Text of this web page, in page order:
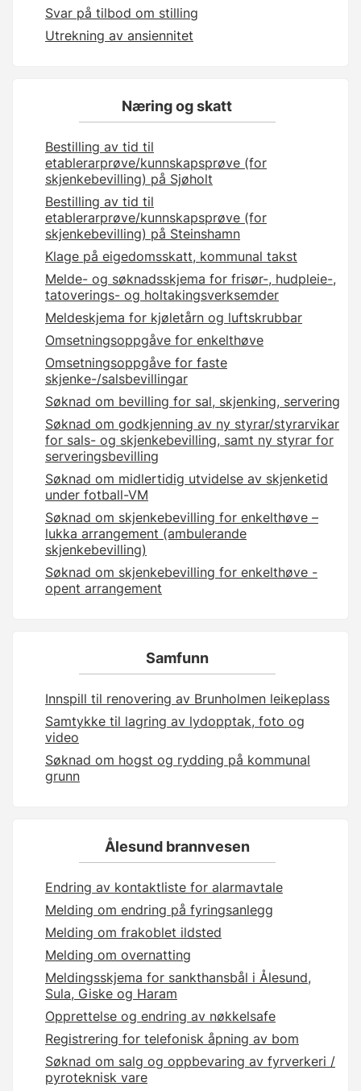
Svar på tilbod om stilling
Utrekning av ansiennitet
Næring og skatt
Bestilling av tid til
etablerarprøve/kunnskapsprøve (for
skjenkebevilling) på Sjøholt
Bestilling av tid til
etablerarprøve/kunnskapsprøve (for
skjenkebevilling) på Steinshamn
Klage på eigedomsskatt, kommunal takst
Melde- og søknadsskjema for frisør-, hudpleie-,
tatoverings- og holtakingsverksemder
Meldeskjema for kjøletårn og luftskrubbar
Omsetningsoppgåve for enkelthøve
Omsetningsoppgåve for faste
skjenke-/salsbevillingar
Søknad om bevilling for sal, skjenking, servering
Søknad om godkjenning av ny styrar/styrarvikar
for sals- og skjenkebevilling, samt ny styrar for
serveringsbevilling
Søknad om midlertidig utvidelse av skjenketid
under fotball-VM
Søknad om skjenkebevilling for enkelthøve –
lukka arrangement (ambulerande
skjenkebevilling)
Søknad om skjenkebevilling for enkelthøve -
opent arrangement
Samfunn
Innspill til renovering av Brunholmen leikeplass
Samtykke til lagring av lydopptak, foto og
video
Søknad om hogst og rydding på kommunal
grunn
Ålesund brannvesen
Endring av kontaktliste for alarmavtale
Melding om endring på fyringsanlegg
Melding om frakoblet ildsted
Melding om overnatting
Meldingsskjema for sankthansbål i Ålesund,
Sula, Giske og Haram
Opprettelse og endring av nøkkelsafe
Registrering for telefonisk åpning av bom
Søknad om salg og oppbevaring av fyrverkeri /
pyroteknisk vare